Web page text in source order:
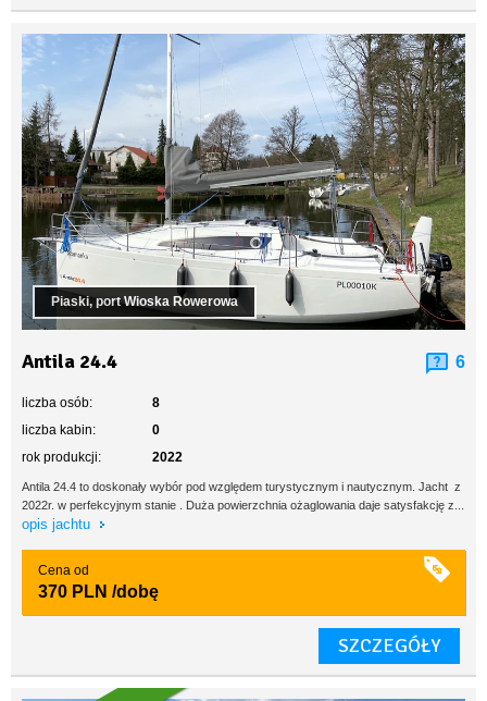
Piaski, port Wioska Rowerowa
Antila 24.4 6
liczba osób:
8
liczba kabin:
0
rok produkcji:
2022
Antila 24.4 to doskonały wybór pod względem turystycznym i nautycznym. Jacht z
2022r. w perfekcyjnym stanie . Duża powierzchnia ożaglowania daje satysfakcję z...
opis jachtu
Cena od
370 PLN /dobę
SZCZEGÓŁY